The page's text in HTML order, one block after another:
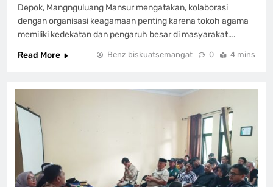
Depok, Mangnguluang Mansur mengatakan, kolaborasi
dengan organisasi keagamaan penting karena tokoh agama
memiliki kedekatan dan pengaruh besar di masyarakat….
Read More
Benz biskuatsemangat 0 4 mins